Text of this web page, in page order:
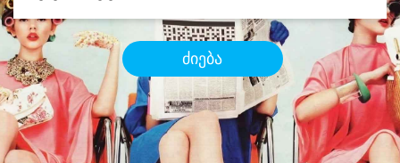
ძიება
შეიძინესასურველი მომსახურება
დიდი დანაზოგით